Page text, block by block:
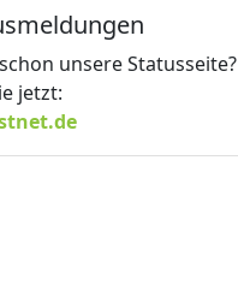
unsere Statusseite?
jetzt: